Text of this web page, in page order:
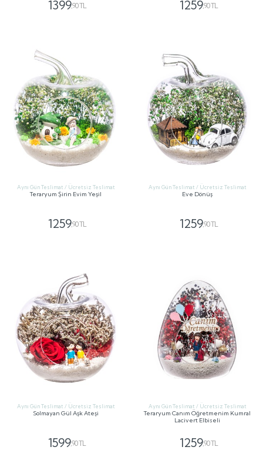
1399,90 TL 1259,90 TL
Aynı Gün Teslimat / Ücretsiz Teslimat
Teraryum Şirin Evim Yeşil
1259,90 TL
Aynı Gün Teslimat / Ücretsiz Teslimat
Eve Dönüş
1259,90 TL
Aynı Gün Teslimat / Ücretsiz Teslimat
Solmayan Gül Aşk Ateşi
1599,90 TL
Aynı Gün Teslimat / Ücretsiz Teslimat
Teraryum Canım Öğretmenim Kumral
Lacivert Elbiseli
1259,90 TL